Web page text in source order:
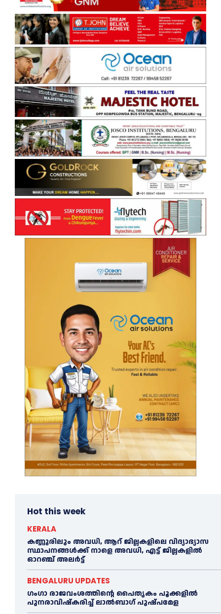
Hot this week
KERALA
കണ്ണൂരിലും അവധി, ആറ് ജില്ലകളിലെ വിദ്യാഭ്യാസ
സ്ഥാപനങ്ങൾക്ക് നാളെ അവധി, എട്ട് ജില്ലകളിൽ
ഓറഞ്ച് അലർട്ട്
BENGALURU UPDATES
ഗംഗാ രാജവംശത്തിന്റെ പൈതൃകം പൂക്കളിൽ
പുനരാവിഷ്‌കരിച്ച് ലാൽബാഗ് പുഷ്പമേള